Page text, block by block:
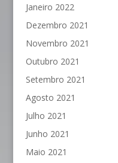
Janeiro 2022
Dezembro 2021
Novembro 2021
Outubro 2021
Setembro 2021
Agosto 2021
Julho 2021
Junho 2021
Maio 2021